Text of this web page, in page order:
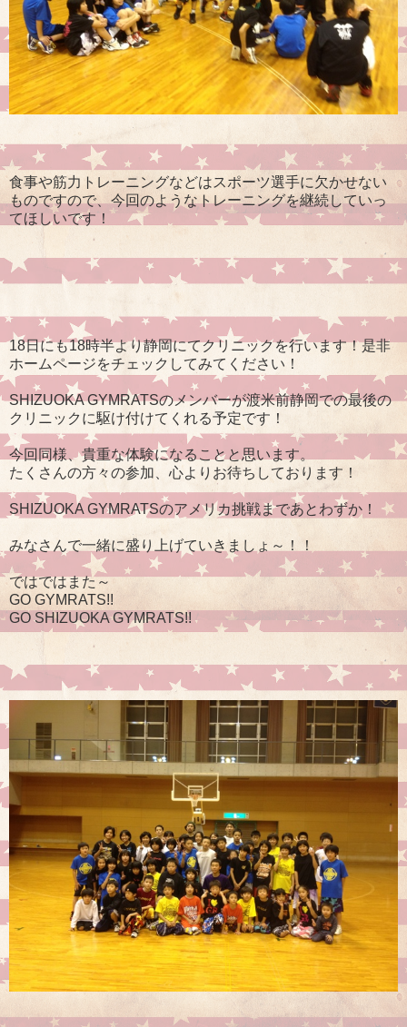
食事や筋力トレーニングなどはスポーツ選手に欠かせない
ものですので、今回のようなトレーニングを継続していっ
てほしいです！
18日にも18時半より静岡にてクリニックを行います！是非
ホームページをチェックしてみてください！
SHIZUOKA GYMRATSのメンバーが渡米前静岡での最後の
クリニックに駆け付けてくれる予定です！
今回同様、貴重な体験になることと思います。
たくさんの方々の参加、心よりお待ちしております！
SHIZUOKA GYMRATSのアメリカ挑戦まであとわずか！
みなさんで一緒に盛り上げていきましょ～！！
ではではまた～
GO GYMRATS!!
GO SHIZUOKA GYMRATS!!